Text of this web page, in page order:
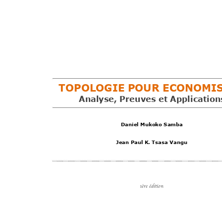
TOPOLOGIE POUR
Analyse, Preuves et Appl
Daniel Mukoko Samba
Jean Paul K. Tsasa Vangu
1ère édition